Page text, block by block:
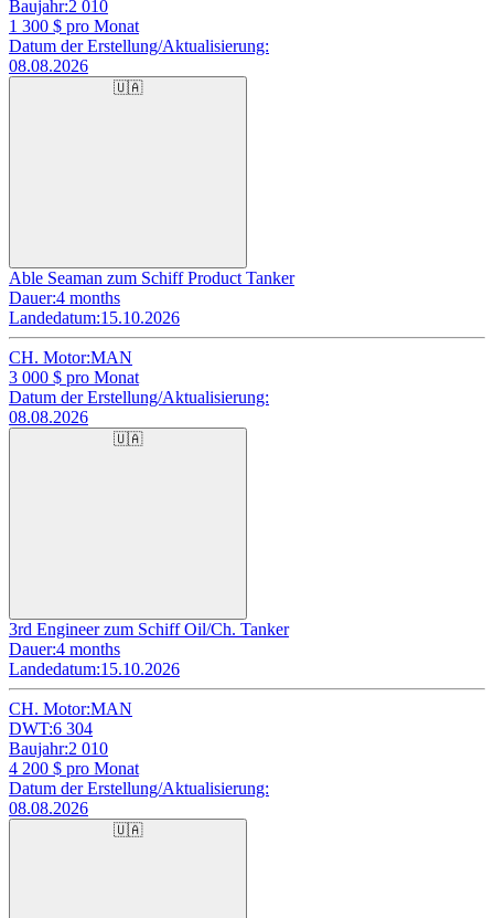
Baujahr:2 010
1 300 $ pro Monat
Datum der Erstellung/Aktualisierung:
08.08.2026
🇺🇦
Able Seaman zum Schiff Product Tanker
Dauer:4 months
Landedatum:15.10.2026
CH. Motor:MAN
3 000 $ pro Monat
Datum der Erstellung/Aktualisierung:
08.08.2026
🇺🇦
3rd Engineer zum Schiff Oil/Ch. Tanker
Dauer:4 months
Landedatum:15.10.2026
CH. Motor:MAN
DWT:6 304
Baujahr:2 010
4 200 $ pro Monat
Datum der Erstellung/Aktualisierung:
08.08.2026
🇺🇦